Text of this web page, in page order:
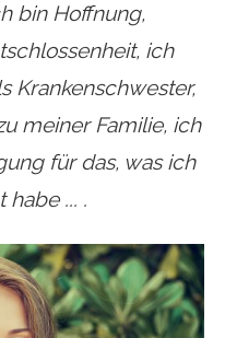
bin Hoffnung,
ich
Krankenschwester,
meiner Familie, ich
für das, was ich
... .